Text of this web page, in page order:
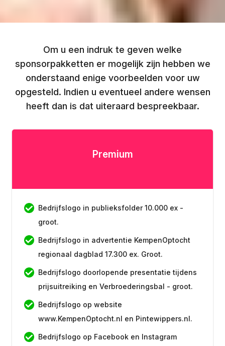
Om u een indruk te geven welke
sponsorpakketten er mogelijk zijn hebben we
onderstaand enige voorbeelden voor uw
opgesteld. Indien u eventueel andere wensen
heeft dan is dat uiteraard bespreekbaar.
Premium
Bedrijfslogo in publieksfolder 10.000 ex -
groot.
Bedrijfslogo in advertentie KempenOptocht
regionaal dagblad 17.300 ex. Groot.
Bedrijfslogo doorlopende presentatie tijdens
prijsuitreiking en Verbroederingsbal - groot.
Bedrijfslogo op website
www.KempenOptocht.nl en Pintewippers.nl.
Bedrijfslogo op Facebook en Instagram